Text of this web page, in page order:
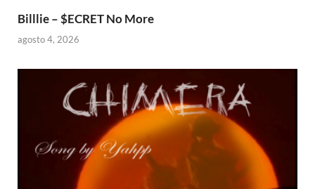
Billlie – $ECRET No More
agosto 4, 2026